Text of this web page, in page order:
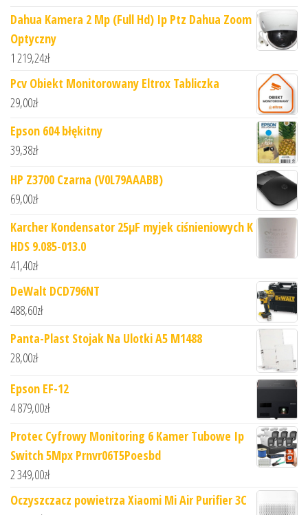
Dahua Kamera 2 Mp (Full Hd) Ip Ptz Dahua Zoom
Optyczny
1 219,24zł
Pcv Obiekt Monitorowany Eltrox Tabliczka
29,00zł
Epson 604 błękitny
39,38zł
HP Z3700 Czarna (V0L79AAABB)
69,00zł
Karcher Kondensator 25µF myjek ciśnieniowych K
HDS 9.085-013.0
41,40zł
DeWalt DCD796NT
488,60zł
Panta-Plast Stojak Na Ulotki A5 M1488
28,00zł
Epson EF-12
4 879,00zł
Protec Cyfrowy Monitoring 6 Kamer Tubowe Ip
Switch 5Mpx Prnvr06T5Poesbd
2 349,00zł
Oczyszczacz powietrza Xiaomi Mi Air Purifier 3C